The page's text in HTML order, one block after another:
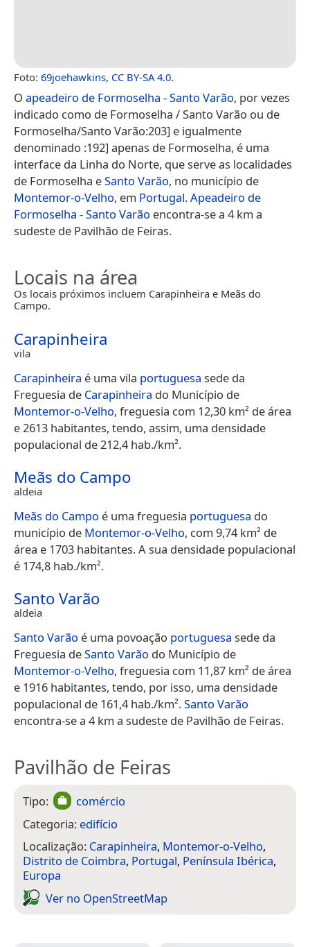
Foto: 69joehawkins, CC BY-SA 4.0.
O apeadeiro de Formoselha - Santo Varão, por vezes
indicado como de Formoselha / Santo Varão ou de
Formoselha/Santo Varão:203] e igualmente
denominado :192] apenas de Formoselha, é uma
interface da Linha do Norte, que serve as localidades
de Formoselha eSanto Varão, no município de
Montemor-o-Velho, em Portugal.Apeadeiro de
Formoselha - Santo Varão encontra-se a 4 km a
sudeste de Pavilhão de Feiras.
Locais na área
Os locais próximos incluem Carapinheira e Meãs do
Campo.
Carapinheira
vila
Carapinheira é uma vila portuguesa sede da
Freguesia de Carapinheira do Município de
Montemor-o-Velho, freguesia com 12,30 km² de área
e 2613 habitantes, tendo, assim, uma densidade
populacional de 212,4 hab./km².
Meãs do Campo
aldeia
Meãs do Campo é uma freguesia portuguesa do
município de Montemor-o-Velho, com 9,74 km² de
área e 1703 habitantes. A sua densidade populacional
é 174,8 hab./km².
Santo Varão
aldeia
Santo Varão é uma povoação portuguesa sede da
Freguesia deSanto Varão do Município de
Montemor-o-Velho, freguesia com 11,87 km² de área
e 1916 habitantes, tendo, por isso, uma densidade
populacional de 161,4 hab./km².Santo Varão
encontra-se a 4 km a sudeste de Pavilhão de Feiras.
Pavilhão de Feiras
Tipo:
comércio
Categoria: edifício
Localização: Carapinheira, Montemor-o-Velho,
Distrito de Coimbra, Portugal, Península Ibérica,
Europa
Ver no Open­Street­Map